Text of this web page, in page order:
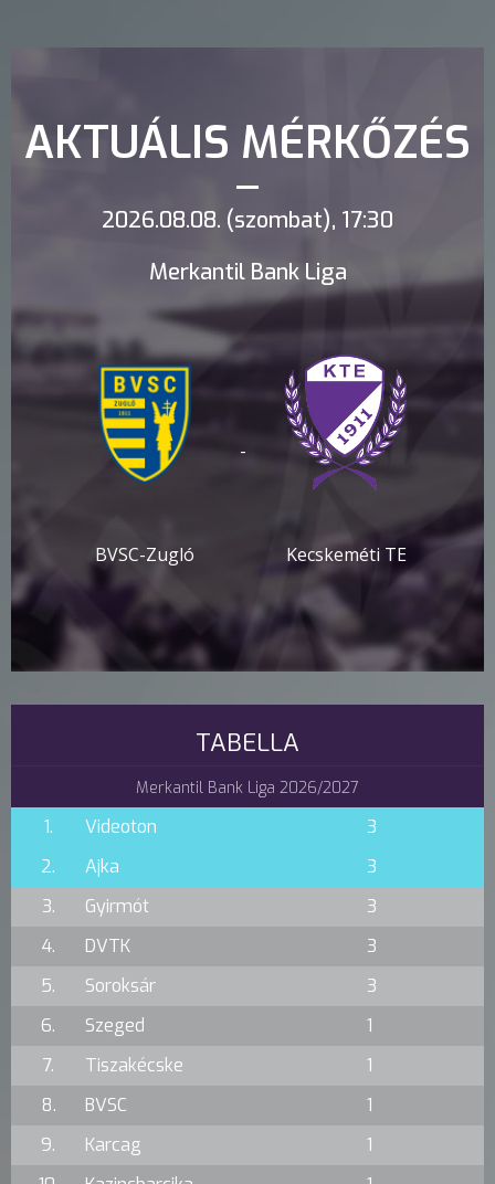
AKTUÁLIS MÉRKŐZÉS
2026.08.08. (szombat), 17:30
Merkantil Bank Liga
BVSC-Zugló
-
Kecskeméti TE
TABELLA
Merkantil Bank Liga 2026/2027
1. Videoton
3
2.
Ajka
3
3.
Gyirmót
3
4.
DVTK
3
5.
Soroksár
3
6.
Szeged
1
7.
Tiszakécske
1
8.
BVSC
1
9.
Karcag
1